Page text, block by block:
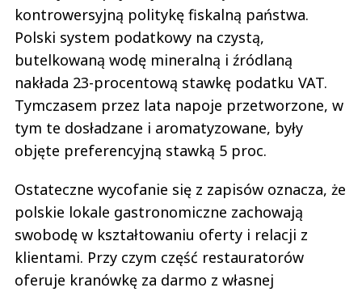
kontrowersyjną politykę fiskalną państwa.
Polski system podatkowy na czystą,
butelkowaną wodę mineralną i źródlaną
nakłada 23-procentową stawkę podatku VAT.
Tymczasem przez lata napoje przetworzone, w
tym te dosładzane i aromatyzowane, były
objęte preferencyjną stawką 5 proc.
Ostateczne wycofanie się z zapisów oznacza, że
polskie lokale gastronomiczne zachowają
swobodę w kształtowaniu oferty i relacji z
klientami. Przy czym część restauratorów
oferuje kranówkę za darmo z własnej